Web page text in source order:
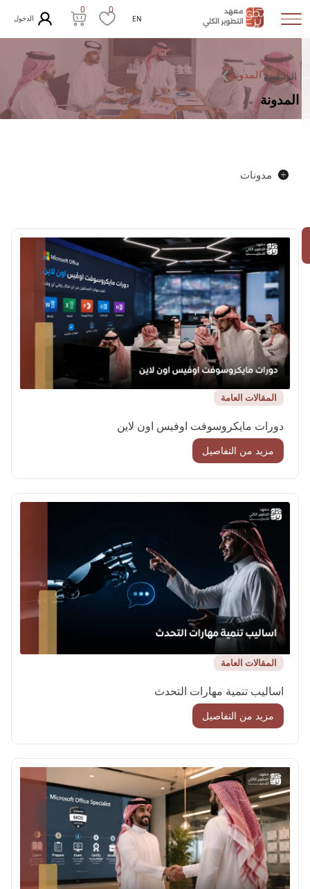
EN
0
0
الدخول
الرئيسية المدونة
المدونة
مدونات
المقالات العامة
دورات مايكروسوفت اوفيس اون لاين
مزيد من التفاصيل
المقالات العامة
اساليب تنمية مهارات التحدث
مزيد من التفاصيل